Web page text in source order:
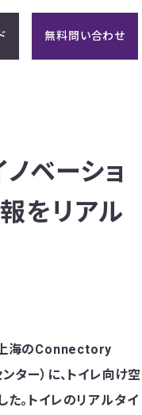
無料問い合わせ
ベーショ
をリアル
上海のConnectory
ー）に、トイレ向け空
。トイレのリアルタイ